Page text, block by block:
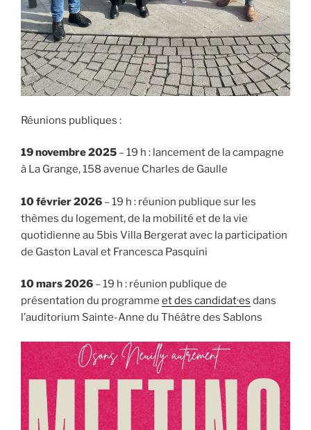
Réunions publiques :
19 novembre 2025 – 19 h : lancement de la campagne
à La Grange, 158 avenue Charles de Gaulle
10 février 2026 – 19 h : réunion publique sur les
thèmes du logement, de la mobilité et de la vie
quotidienne au 5bis Villa Bergerat avec la participation
de Gaston Laval et Francesca Pasquini
10 mars 2026 – 19 h : réunion publique de
présentation du programme et des candidat·es dans
l’auditorium Sainte-Anne du Théâtre des Sablons